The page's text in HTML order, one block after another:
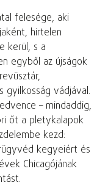
felesége, aki
hirtelen
kerül, s a
egyből az újságok
gyilkosság vádjával.
– mindaddig,
őt a pletykalapok
kezd:
kegyeiért és
Chicagójának